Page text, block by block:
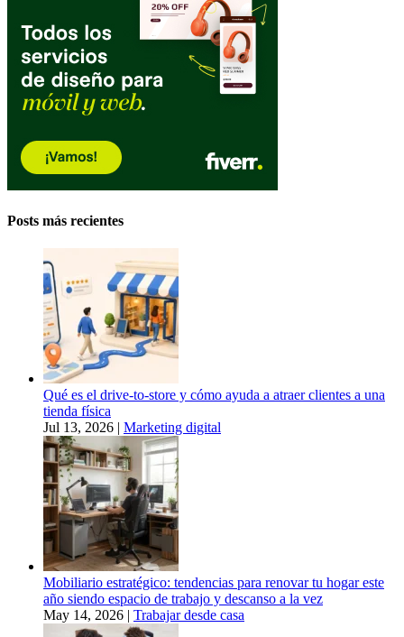
Posts más recientes
Qué es el drive-to-store y cómo ayuda a atraer clientes a una
tienda física
Jul 13, 2026 | Marketing digital
Mobiliario estratégico: tendencias para renovar tu hogar este
año siendo espacio de trabajo y descanso a la vez
May 14, 2026 | Trabajar desde casa